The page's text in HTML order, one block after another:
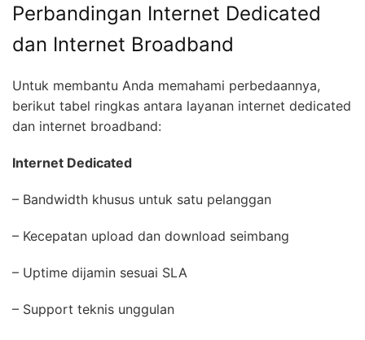
Perbandingan Internet Dedicated
dan Internet Broadband
Untuk membantu Anda memahami perbedaannya,
berikut tabel ringkas antara layanan internet dedicated
dan internet broadband:
Internet Dedicated
– Bandwidth khusus untuk satu pelanggan
– Kecepatan upload dan download seimbang
– Uptime dijamin sesuai SLA
– Support teknis unggulan